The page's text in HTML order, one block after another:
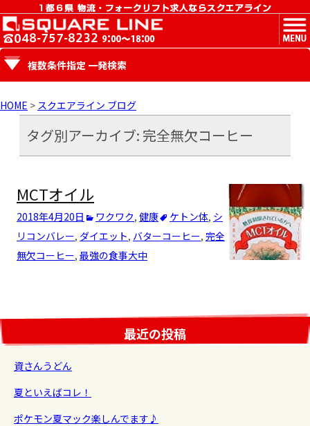
MENU
複数条件指定 一発検索
HOME > スクエアライン ブログ
タグ別アーカイブ: 完全無欠コーヒー
MCTオイル
2018年4月20日 ワクワク, 健康 ケトン体, シ
リコンバレー, ダイエット, バターコーヒー, 完全
無欠コーヒー, 最強の食事大中
最近の投稿
資さんうどん
夏といえばコレ！
ポケモン夏マック楽しんでます♪